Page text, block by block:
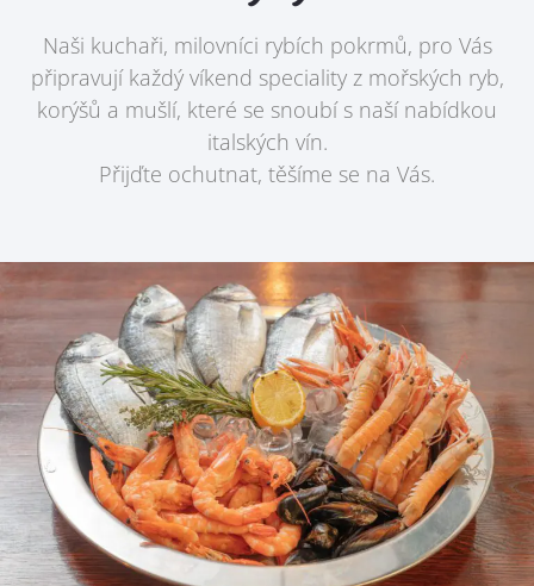
Naši kuchaři, milovníci rybích pokrmů, pro Vás
připravují každý víkend speciality z mořských ryb,
korýšů a mušlí, které se snoubí s naší nabídkou
italských vín.
Přijďte ochutnat, těšíme se na Vás.